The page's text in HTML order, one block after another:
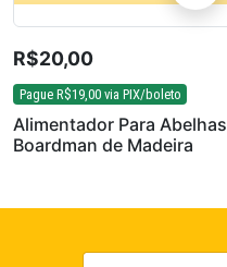
R$20,00
Pague R$19,00 via PIX/boleto
Alimentador Para Abelhas
Boardman de Madeira